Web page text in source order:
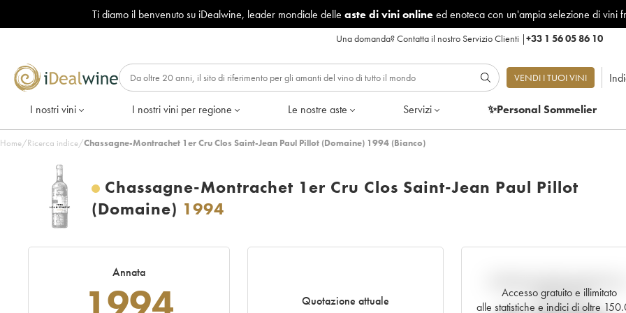
Ti diamo il benvenuto su iDealwine, leader mondiale delle aste di vini onlineed enoteca con un'ampia selezione di vini
Una domanda?Contatta il nostro Servizio Clienti |+33 1 56 05 86 10
VENDI I TUOI VINI
I nostri vini I nostri vini per regione Le nostre aste Servizi ✨Personal Sommelier
Home/Ricerca indice/Chassagne-Montrachet 1er Cru Clos Saint-Jean Paul Pillot (Domaine) 1994 (Bianco)
Chassagne-Montrachet 1er Cru Clos Saint-Jean Paul Pillot
(Domaine) 1994
Annata
Quotazione attuale
Accesso gratuito e illimitato
alle statistiche e indici di oltre
tempo reale